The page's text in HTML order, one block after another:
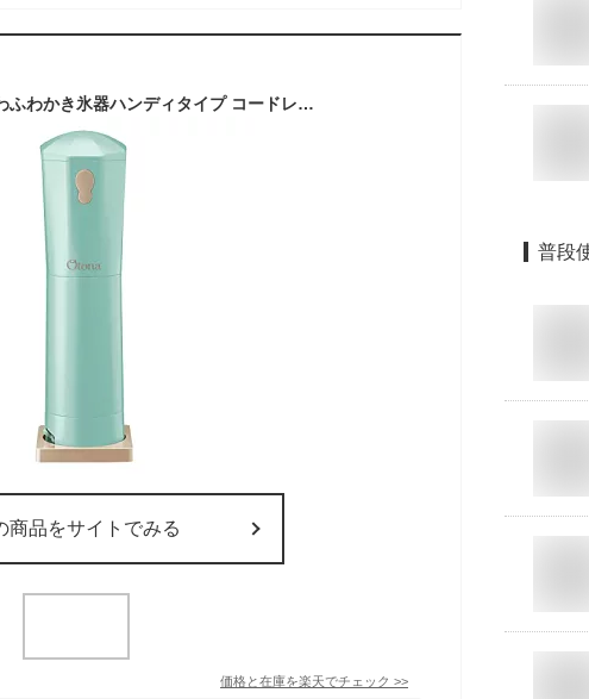
ドウシシャ 大人のふわふわかき氷器ハンディタイプ コードレス 刃の高さ調節機能付 バラ氷専用 レシピ付 パステルターコイズ
商品をサイトでみる
価格と在庫を楽天でチェック >>
普段